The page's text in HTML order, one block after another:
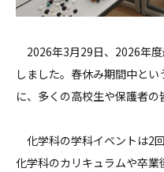
2026年3月29日、2026年
しました。春休み期間中と
に、多くの高校生や保護者の
化学科の学科イベントは2
化学科のカリキュラムや卒